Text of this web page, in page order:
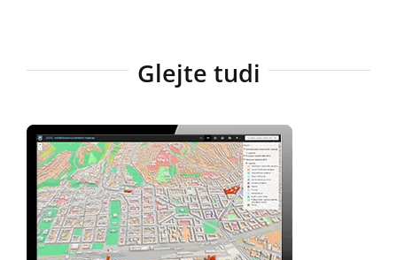
Glejte tudi